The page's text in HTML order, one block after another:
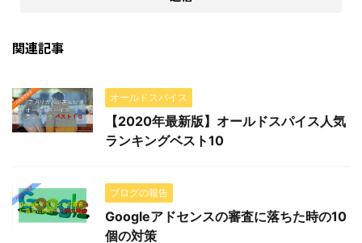
関連記事
オールドスパイス
【2020年最新版】オールドスパイス人気
ランキングベスト10
ブログの報告
Googleアドセンスの審査に落ちた時の10
個の対策